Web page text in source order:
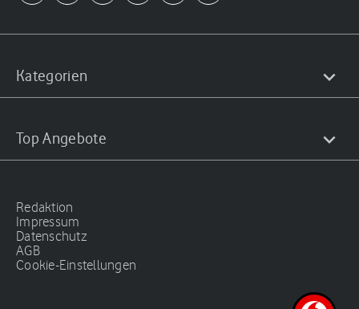
Kategorien
Top Angebote
Redaktion
Impressum
Datenschutz
AGB
Cookie-Einstellungen